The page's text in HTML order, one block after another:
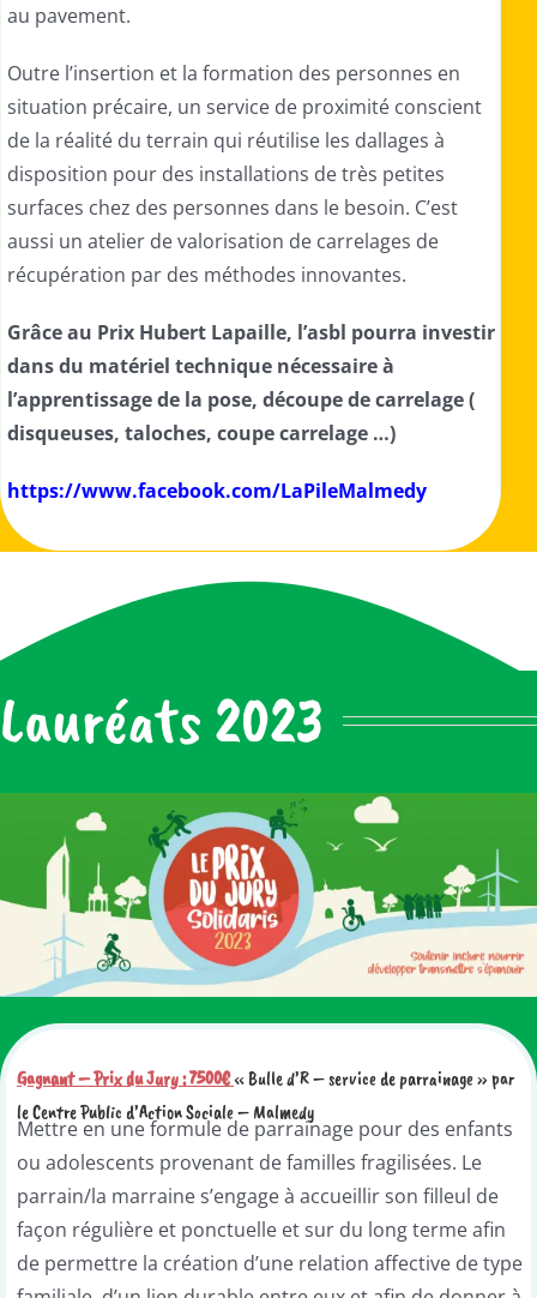
au pavement.
Outre l’insertion et la formation des personnes en
situation précaire, un service de proximité conscient
de la réalité du terrain qui réutilise les dallages à
disposition pour des installations de très petites
surfaces chez des personnes dans le besoin. C’est
aussi un atelier de valorisation de carrelages de
récupération par des méthodes innovantes.
Grâce au Prix Hubert Lapaille, l’asbl pourra investir
dans du matériel technique nécessaire à
l’apprentissage de la pose, découpe de carrelage (
disqueuses, taloches, coupe carrelage …)
https://www.facebook.com/LaPileMalmedy
Lauréats 2023
Gagnant – Prix du Jury :7500€« Bulle d’R – service de parrainage » par
le Centre Public d’Action Sociale – Malmedy
Mettre en une formule de parrainage pour des enfants
ou adolescents provenant de familles fragilisées. Le
parrain/la marraine s’engage à accueillir son filleul de
façon régulière et ponctuelle et sur du long terme afin
de permettre la création d’une relation affective de type